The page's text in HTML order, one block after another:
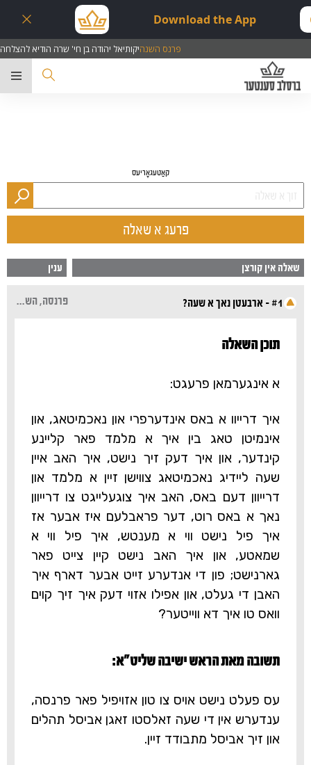
Download the App
פרנס השנהיקותיאל יהודה בן חי' שרה הודיא להצלחה
פרעג א שאלה
שאלה אין קורצן ענין
#1 - ארבעטן נאך א שעה? פרנסה, השתדלות
תוכן השאלה‎
א אינגערמאן פרעגט:
איך דרייוו א באס אינדערפרי און נאכמיטאג, און
אינמיטן טאג בין איך א מלמד פאר קליינע
קינדער, און איך דעק זיך נישט, איך האב איין
שעה ליידיג נאכמיטאג צווישן זיין א מלמד און
דרייוון דעם באס, האב איך צוגעלייגט צו דרייוון
נאך א באס רוט, דער פראבלעם איז אבער אז
איך פיל נישט ווי א מענטש, איך פיל ווי א
שמאטע, און איך האב נישט קיין צייט פאר
גארנישט; פון די אנדערע זייט אבער דארף איך
האבן די געלט, און אפילו אזוי דעק איך זיך קוים
וואס טו איך דא ווייטער?
תשובה מאת הראש ישיבה שליט"א:‎
עס פעלט נישט אויס צו טון אזויפיל פאר פרנסה,
ענדערש אין די שעה זאלסטו זאגן אביסל תהלים
און זיך אביסל מתבודד זיין.
קאַטעגאָריעס